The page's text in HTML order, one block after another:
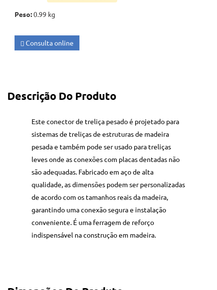
Peso:0.99 kg
Consulta online
Descrição Do Produto
Este conector de treliça pesado é projetado para
sistemas de treliças de estruturas de madeira
pesada e também pode ser usado para treliças
leves onde as conexões com placas dentadas não
são adequadas. Fabricado em aço de alta
qualidade, as dimensões podem ser personalizadas
de acordo com os tamanhos reais da madeira,
garantindo uma conexão segura e instalação
conveniente. É uma ferragem de reforço
indispensável na construção em madeira.